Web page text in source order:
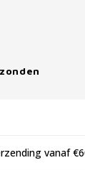
vanaf